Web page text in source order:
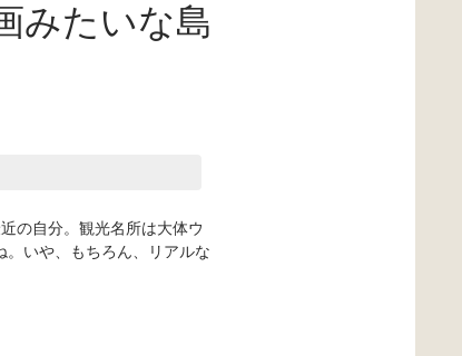
みたいな島
の自分。観光名所は大体ウ
。いや、もちろん、リアルな